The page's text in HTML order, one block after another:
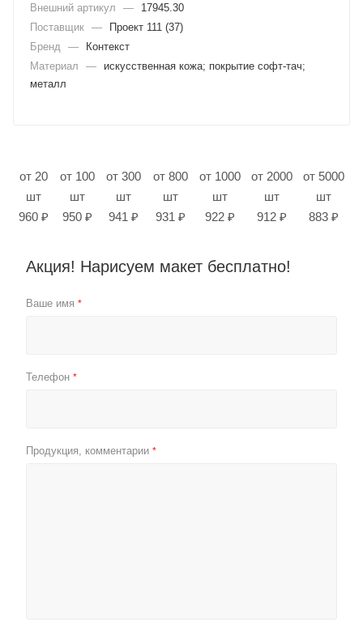
Внешний артикул —
17945.30
Поставщик —
Проект 111 (37)
Бренд
—
Контекст
Материал
—
искусственная кожа; покрытие софт-тач;
металл
от 20
шт
960 ₽
от 100
шт
950 ₽
от 300
шт
941 ₽
от 800
шт
931 ₽
от 1000
шт
922 ₽
от 2000
шт
912 ₽
от 5000
шт
883 ₽
Акция! Нарисуем макет бесплатно!
Ваше имя *
Телефон *
Продукция, комментарии *